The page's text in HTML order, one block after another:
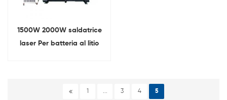
1500W 2000W saldatrice
laser Per batteria al litio
1 ... 3 4 5